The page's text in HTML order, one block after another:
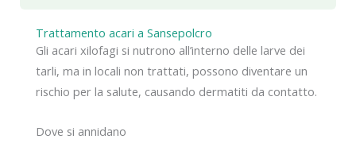
Trattamento acari a Sansepolcro
Gli acari xilofagi si nutrono all’interno delle larve dei
tarli, ma in locali non trattati, possono diventare un
rischio per la salute, causando dermatiti da contatto.
Dove si annidano